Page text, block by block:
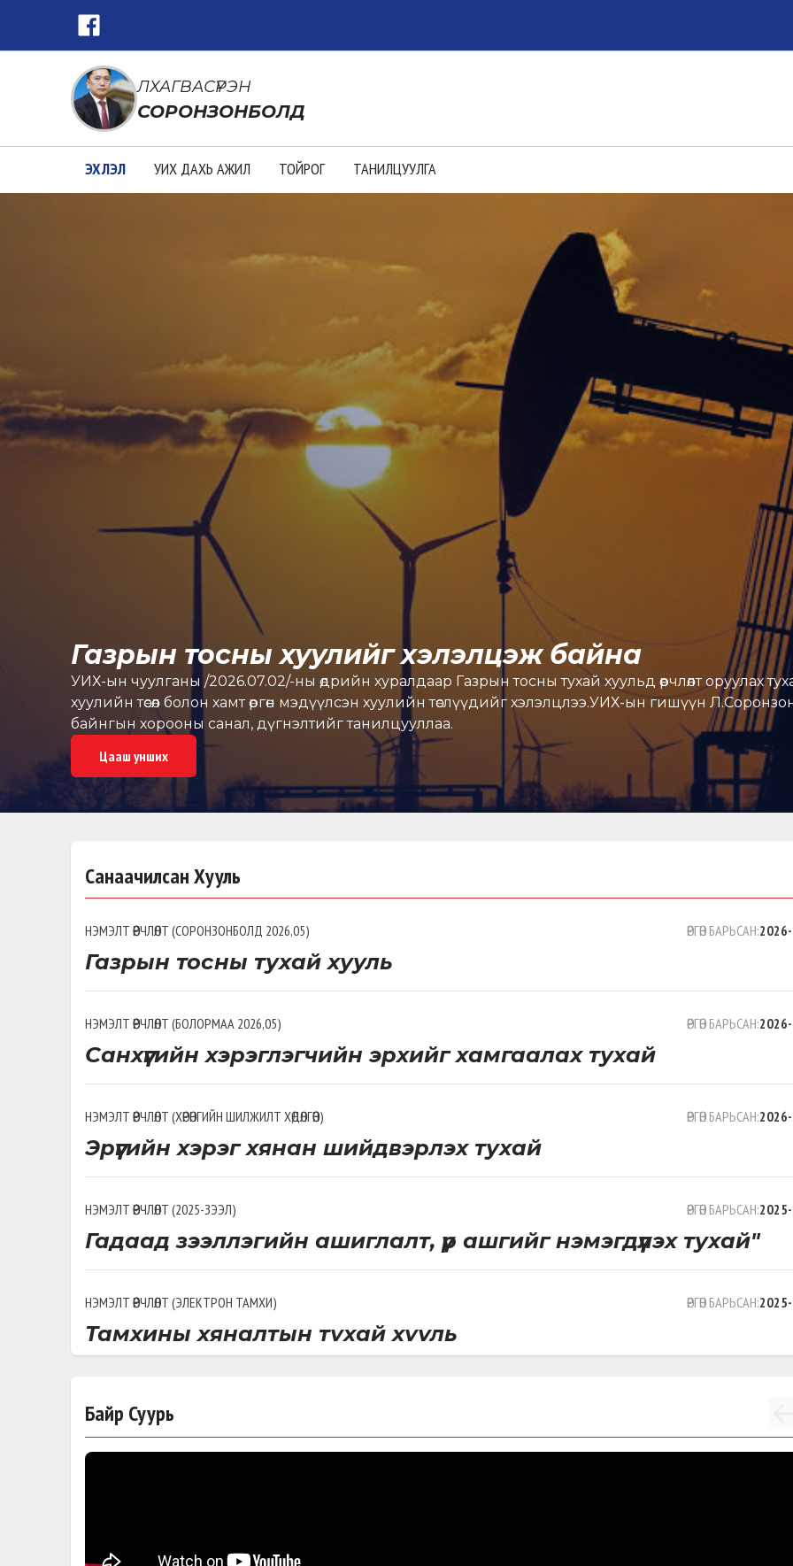
ЛХАГВАСҮРЭН
СОРОНЗОНБОЛД
ЭХЛЭЛ УИХ ДАХЬ АЖИЛ ТОЙРОГ ТАНИЛЦУУЛГА
Газрын тосны хуулийг хэлэлцэж байна
УИХ-ын чуулганы /2026.07.02/-ны өдрийн хуралдаар Газрын тосны тухай хуульд өөрчлөлт оруулах
хуулийн төсөл болон хамт өргөн мэдүүлсэн хуулийн төслүүдийг хэлэлцлээ.УИХ-ын гишүүн
байнгын хорооны санал, дүгнэлтийг танилцууллаа.
Цааш унших
Санаачилсан Хууль
НЭМЭЛТ ӨӨРЧЛӨЛТ (СОРОНЗОНБОЛД 2026,05) ӨРГӨН БАРЬСАН:
Газрын тосны тухай хууль
НЭМЭЛТ ӨӨРЧЛӨЛТ (БОЛОРМАА 2026,05) ӨРГӨН БАРЬСАН:
Санхүүгийн хэрэглэгчийн эрхийг хамгаалах тухай
НЭМЭЛТ ӨӨРЧЛӨЛТ (ХӨРӨНГИЙН ШИЛЖИЛТ ХӨДӨЛГӨӨН) ӨРГӨН БАРЬСАН:
Эрүүгийн хэрэг хянан шийдвэрлэх тухай
НЭМЭЛТ ӨӨРЧЛӨЛТ (2025-ЗЭЭЛ) ӨРГӨН БАРЬСАН:
Гадаад зээллэгийн ашиглалт, үр ашгийг нэмэгдүүлэх тухай"
НЭМЭЛТ ӨӨРЧЛӨЛТ (ЭЛЕКТРОН ТАМХИ) ӨРГӨН БАРЬСАН:
Тамхины хяналтын тухай хууль
Газрын тосны тухай хууль
Байр Суурь